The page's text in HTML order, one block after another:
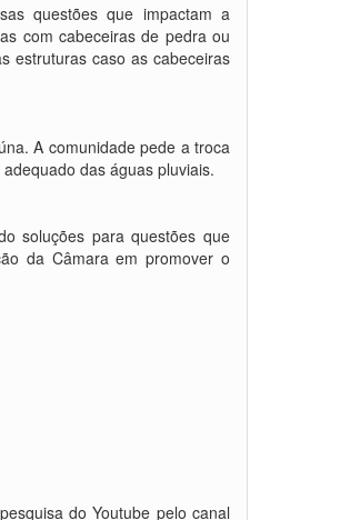
questões que impactam a
com cabeceiras de pedra ou
estruturas caso as cabeceiras
A comunidade pede a troca
das águas pluviais.
soluções para questões que
da Câmara em promover o
do Youtube pelo canal